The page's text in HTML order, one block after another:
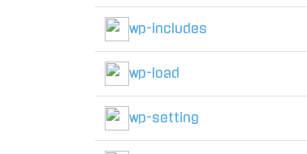
wp-includes
wp-load
wp-setting